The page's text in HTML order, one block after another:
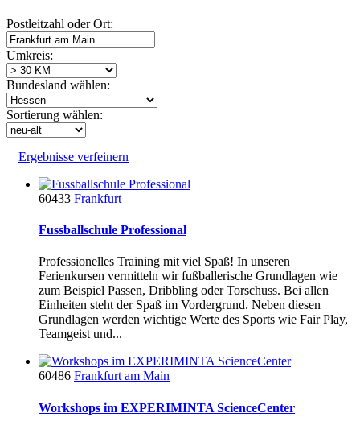
Postleitzahl oder Ort:
Umkreis:
Bundesland wählen:
Sortierung wählen:
Ergebnisse verfeinern
60433 Frankfurt
Fussballschule Professional
Professionelles Training mit viel Spaß! In unseren
Ferienkursen vermitteln wir fußballerische Grundlagen wie
zum Beispiel Passen, Dribbling oder Torschuss. Bei allen
Einheiten steht der Spaß im Vordergrund. Neben diesen
Grundlagen werden wichtige Werte des Sports wie Fair Play,
Teamgeist und...
60486 Frankfurt am Main
Workshops im EXPERIMINTA ScienceCenter